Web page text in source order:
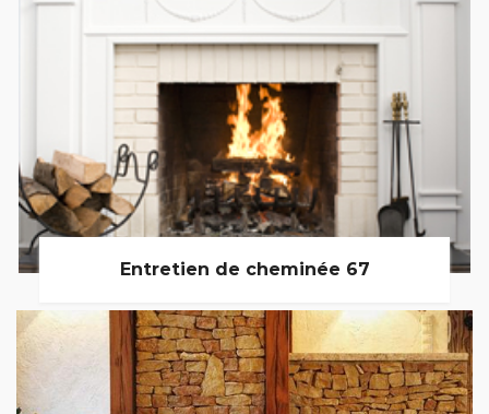
Entretien de cheminée 67